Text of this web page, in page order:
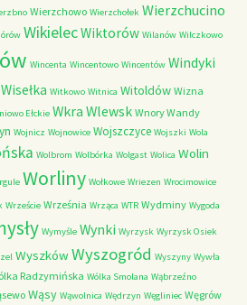
Wierzchowo Wierzchołek Wierzchucino
WikielecWiktorów Wilanów Wilczkowo
Wincenta Wincentowo Wincentów Windyki
Wisełka Witkowo Witnica Witoldów Wizna
Ełckie Wkra Wlewsk Wnory Wandy
Wojnicz Wojnowice Wojszczyce Wojszki Wola
Wolbrom Wolbórka Wolgast Wolica Wolin
Worliny Wołkowe Wriezen Wrocimowice
Wrzeście Września Wrząca WTR Wydminy Wygoda
Wymyśle Wynki Wyrzysk Wyrzysk Osiek
WyszkówWyszogród Wyszyny Wywła
Radzymińska Wólka Smolana Wąbrzeźno
Wąsy Wąwolnica Wędrzyn Węgliniec Węgrów